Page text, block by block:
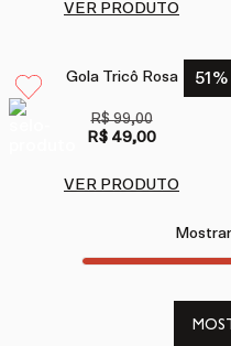
VER PRODUTO
51 %
Gola Tricô Rosa
R$ 99,00
R$ 49,00
VER PRODUTO